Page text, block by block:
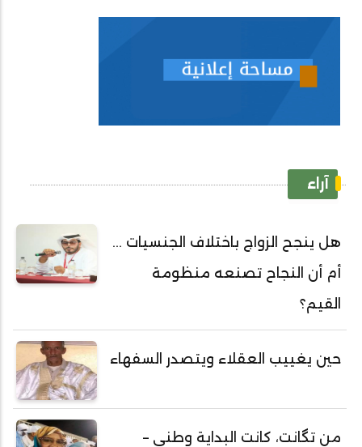
آراء
هل ينجح الزواج باختلاف الجنسيات ...
أم أن النجاح تصنعه منظومة
القيم؟
حين يغييب العقلاء ويتصدر السفهاء
من تگانت، كانت البداية وطني –